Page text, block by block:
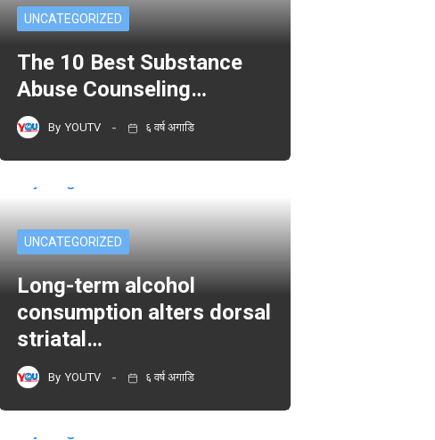
UNCATEGORIZED
The 10 Best Substance
Abuse Counseling…
By YOUTV ६ वर्ष अगाडि
UNCATEGORIZED
Long-term alcohol
consumption alters dorsal
striatal…
By YOUTV ६ वर्ष अगाडि